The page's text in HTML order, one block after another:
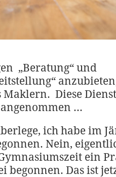
„Beratung“ und
Maklern. Diese
…
ich habe im
Nein,
ein
Das ist